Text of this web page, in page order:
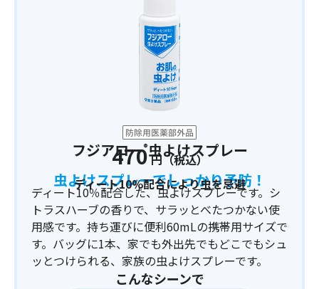
虫よけスプレーでしっかり予防！
ディート10%配合により虫を忌避
ディート10％配合した、虫よけスプレーです。シ
トラスハーブの香りで、サラッとべたつかない使
用感です。持ち運びに便利60mLの携帯用サイズで
す。バッグに1本、家でも外出先でもどこでもシュ
ッとつけられる、家族の虫よけスプレーです。
こんなシーンで
フジアロー®虫よけスプレー
470円（税込）